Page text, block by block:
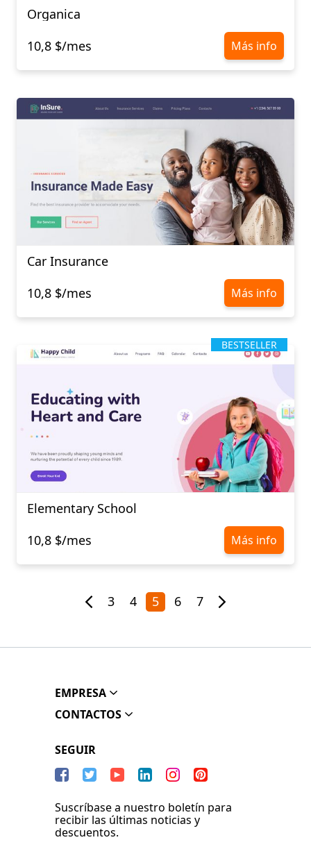
Organica
10,8 $/mes
Más info
Car Insurance
10,8 $/mes
Más info
BESTSELLER
Elementary School
10,8 $/mes
Más info
3 4 5 6 7
EMPRESA
CONTACTOS
SEGUIR
Suscríbase a nuestro boletín para
recibir las últimas noticias y
descuentos.